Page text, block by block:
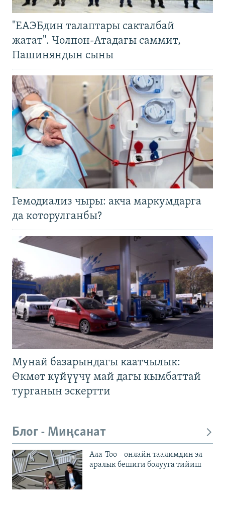
"ЕАЭБдин талаптары сакталбай
жатат". Чолпон-Атадагы саммит,
Пашиняндын сыны
Гемодиализ чыры: акча маркумдарга
да которулганбы?
Мунай базарындагы каатчылык:
Өкмөт күйүүчү май дагы кымбаттай
турганын эскертти
Блог - Миңсанат
Ала-Тоо – онлайн таалимдин эл
аралык бешиги болууга тийиш